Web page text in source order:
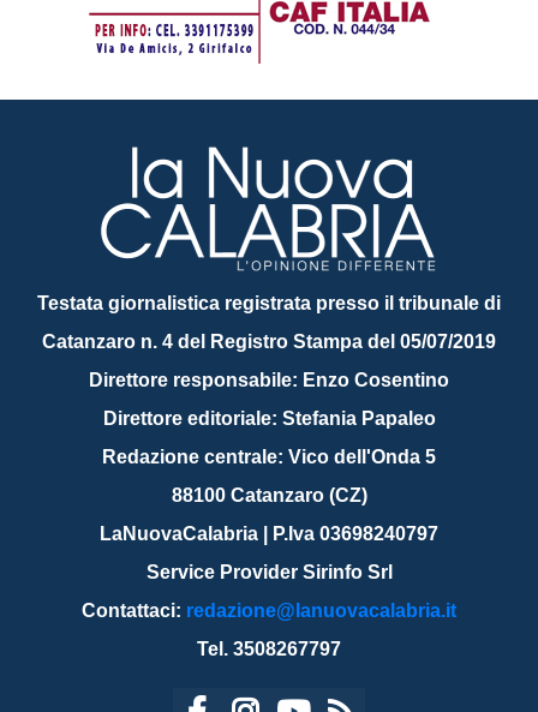
Testata giornalistica registrata presso il tribunale di
Catanzaro n. 4 del Registro Stampa del 05/07/2019
Direttore responsabile: Enzo Cosentino
Direttore editoriale: Stefania Papaleo
Redazione centrale: Vico dell'Onda 5
88100 Catanzaro (CZ)
LaNuovaCalabria | P.Iva 03698240797
Service Provider Sirinfo Srl
Contattaci: redazione@lanuovacalabria.it
Tel. 3508267797